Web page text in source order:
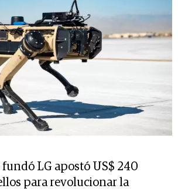
LG apostó US$ 240
para revolucionar la